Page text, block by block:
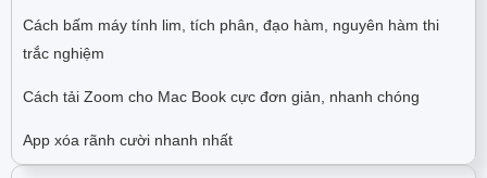
Cách bấm máy tính lim, tích phân, đạo hàm, nguyên hàm thi
trắc nghiệm
Cách tải Zoom cho Mac Book cực đơn giản, nhanh chóng
App xóa rãnh cười nhanh nhất